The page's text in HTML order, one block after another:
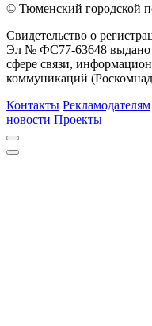
© Тюменский городской
Свидетельство о
Эл № ФС77-63648 выдано
сфере связи,
коммуникаций
Контакты Рекламодателям
новости Проекты